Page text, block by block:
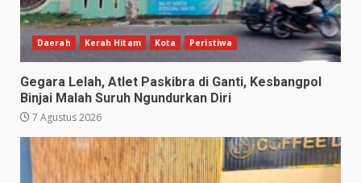
Daerah Kerah Hitam Kota Peristiwa
Gegara Lelah, Atlet Paskibra di Ganti, Kesbangpol
Binjai Malah Suruh Ngundurkan Diri
7 Agustus 2026